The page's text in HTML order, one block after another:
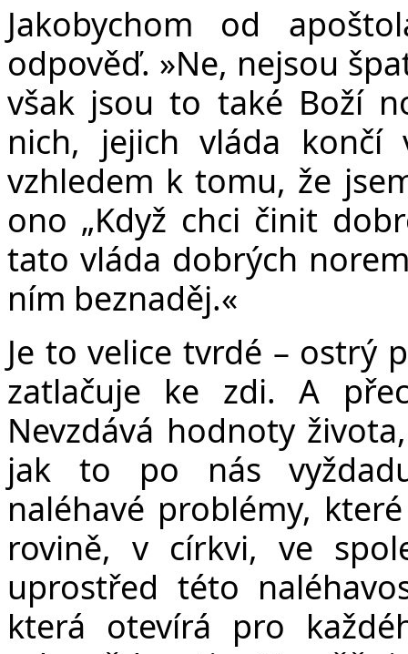
Jakobychom od
odpověď. »Ne, nejsou
však jsou to také Boží
nich, jejich vláda končí
vzhledem k tomu, že
ono „Když chci činit
tato vláda dobrých
ním beznaděj.«
Je to velice tvrdé – ostrý
zatlačuje ke zdi. A
Nevzdává hodnoty
jak to po nás
naléhavé problémy,
rovině, v církvi, ve
uprostřed této
která otevírá pro